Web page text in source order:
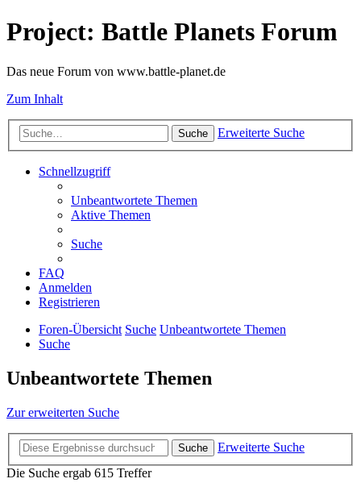
Project: Battle Planets Forum
Das neue Forum von www.battle-planet.de
Zum Inhalt
Suche Erweiterte Suche
Schnellzugriff
Unbeantwortete Themen
Aktive Themen
Suche
FAQ
Anmelden
Registrieren
Foren-Übersicht Suche Unbeantwortete Themen
Suche
Unbeantwortete Themen
Zur erweiterten Suche
Suche
Erweiterte Suche
Die Suche ergab 615 Treffer